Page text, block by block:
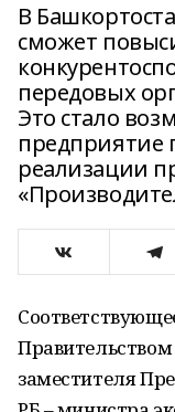
В
сможет
передовых
Это стало
предприятие
реализации
Правительством
заместителя